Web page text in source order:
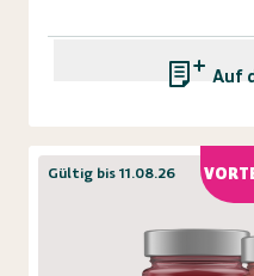
Auf
Gültig bis 11.08.26